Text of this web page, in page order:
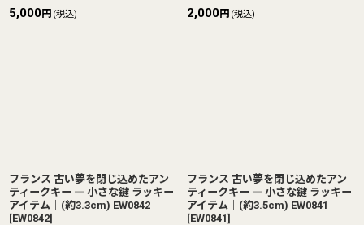
5,000円 (税込) 2,000円 (税込)
フランス 古い夢を閉じ込めたアン
ティークキー ― 小さな鍵 ラッキー
アイテム｜(約3.3cm) EW0842
[EW0842]
フランス 古い夢を閉じ込めたアン
ティークキー ― 小さな鍵 ラッキー
アイテム｜(約3.5cm) EW0841
[EW0841]